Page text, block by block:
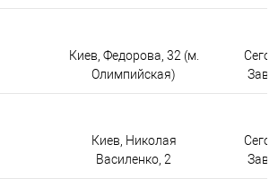
Киев, Федорова, 32 (м.
Олимпийская)
Киев, Николая
Василенко, 2